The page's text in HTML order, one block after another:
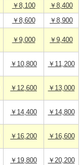
￥8,100 ￥8,400
￥8,600 ￥8,900
￥9,000 ￥9,400
￥10,800 ￥11,200
￥12,600 ￥13,000
￥14,400 ￥14,800
￥16,200 ￥16,600
￥19,800 ￥20,200